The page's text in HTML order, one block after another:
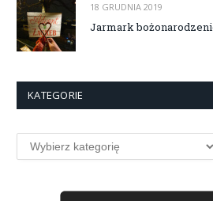
18 GRUDNIA 2019
Jarmark
KATEGORIE
Kategorie